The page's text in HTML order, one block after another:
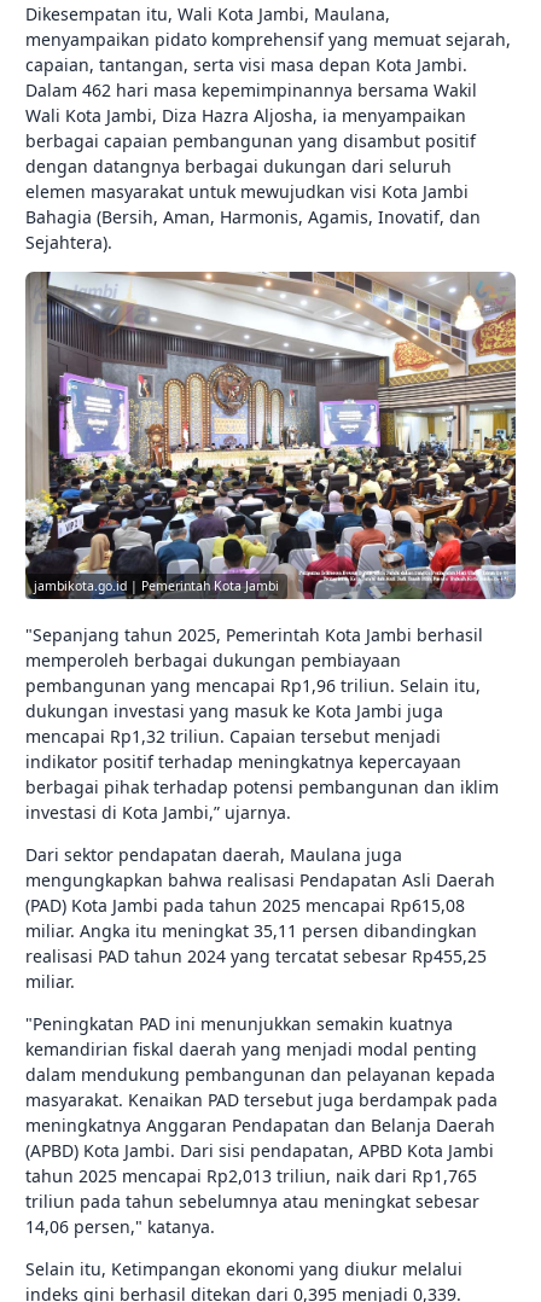
Dikesempatan itu, Wali Kota Jambi, Maulana,
menyampaikan pidato komprehensif yang memuat sejarah,
capaian, tantangan, serta visi masa depan Kota Jambi.
Dalam 462 hari masa kepemimpinannya bersama Wakil
Wali Kota Jambi, Diza Hazra Aljosha, ia menyampaikan
berbagai capaian pembangunan yang disambut positif
dengan datangnya berbagai dukungan dari seluruh
elemen masyarakat untuk mewujudkan visi Kota Jambi
Bahagia (Bersih, Aman, Harmonis, Agamis, Inovatif, dan
Sejahtera).
jambikota.go.id | Pemerintah Kota Jambi
"Sepanjang tahun 2025, Pemerintah Kota Jambi berhasil
memperoleh berbagai dukungan pembiayaan
pembangunan yang mencapai Rp1,96 triliun. Selain itu,
dukungan investasi yang masuk ke Kota Jambi juga
mencapai Rp1,32 triliun. Capaian tersebut menjadi
indikator positif terhadap meningkatnya kepercayaan
berbagai pihak terhadap potensi pembangunan dan iklim
investasi di Kota Jambi,” ujarnya.
Dari sektor pendapatan daerah, Maulana juga
mengungkapkan bahwa realisasi Pendapatan Asli Daerah
(PAD) Kota Jambi pada tahun 2025 mencapai Rp615,08
miliar. Angka itu meningkat 35,11 persen dibandingkan
realisasi PAD tahun 2024 yang tercatat sebesar Rp455,25
miliar.
"Peningkatan PAD ini menunjukkan semakin kuatnya
kemandirian fiskal daerah yang menjadi modal penting
dalam mendukung pembangunan dan pelayanan kepada
masyarakat. Kenaikan PAD tersebut juga berdampak pada
meningkatnya Anggaran Pendapatan dan Belanja Daerah
(APBD) Kota Jambi. Dari sisi pendapatan, APBD Kota Jambi
tahun 2025 mencapai Rp2,013 triliun, naik dari Rp1,765
triliun pada tahun sebelumnya atau meningkat sebesar
14,06 persen," katanya.
Selain itu, Ketimpangan ekonomi yang diukur melalui
indeks gini berhasil ditekan dari 0,395 menjadi 0,339.